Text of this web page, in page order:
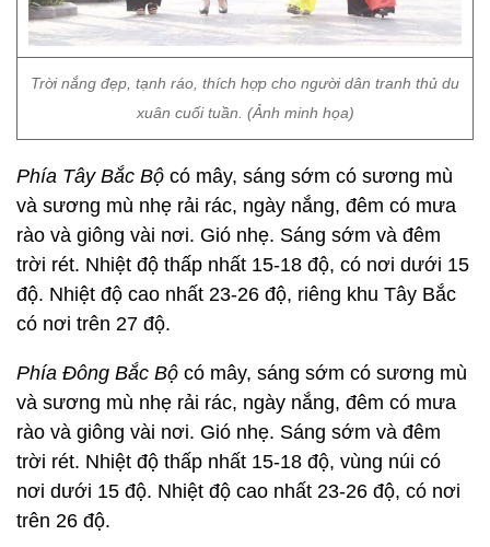
Trời nắng đẹp, tạnh ráo, thích hợp cho người dân tranh thủ du
xuân cuối tuần. (Ảnh minh họa)
Phía Tây Bắc Bộ có mây, sáng sớm có sương mù
và sương mù nhẹ rải rác, ngày nắng, đêm có mưa
rào và giông vài nơi. Gió nhẹ. Sáng sớm và đêm
trời rét. Nhiệt độ thấp nhất 15-18 độ, có nơi dưới 15
độ. Nhiệt độ cao nhất 23-26 độ, riêng khu Tây Bắc
có nơi trên 27 độ.
Phía Đông Bắc Bộ có mây, sáng sớm có sương mù
và sương mù nhẹ rải rác, ngày nắng, đêm có mưa
rào và giông vài nơi. Gió nhẹ. Sáng sớm và đêm
trời rét. Nhiệt độ thấp nhất 15-18 độ, vùng núi có
nơi dưới 15 độ. Nhiệt độ cao nhất 23-26 độ, có nơi
trên 26 độ.